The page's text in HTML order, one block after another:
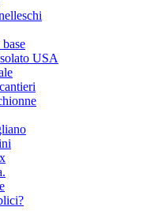
USA